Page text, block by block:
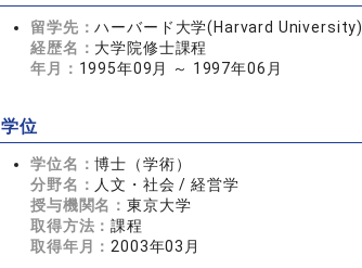
留学先：ハーバード大学(Harvard University)
経歴名： 大学院修士課程
年月： 1995年09月 ～ 1997年06月
学位
学位名：博士（学術）
分野名： 人文・社会 / 経営学
授与機関名：東京大学
取得方法：課程
取得年月： 2003年03月